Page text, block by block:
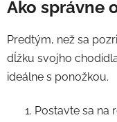
Ako správne
Predtým, než sa
dĺžku svojho
ideálne s ponožkou.
Postavte sa na